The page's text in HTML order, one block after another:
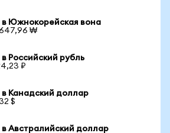
Южнокорейская вона
647,96 ₩
Российский рубль
₽
Канадский доллар
$
Австралийский доллар